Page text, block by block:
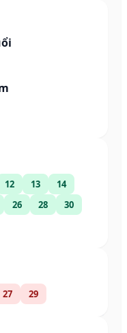
12 13
14
26 28
30
27 29